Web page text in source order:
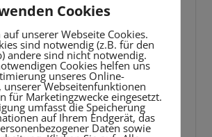
Cookies
unserer Webseite Cookies.
sind notwendig (z.B. für den
andere sind nicht notwendig.
Cookies helfen uns
unseres Online-
unserer Webseitenfunktionen
für Marketingzwecke eingesetzt.
umfasst die Speicherung
auf Ihrem Endgerät, das
Daten sowie